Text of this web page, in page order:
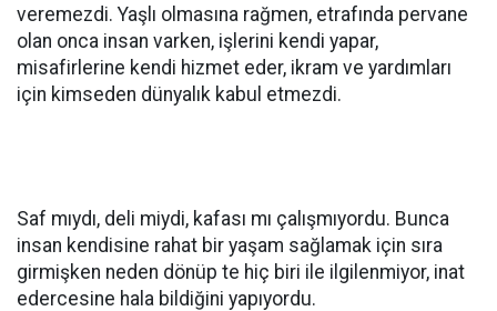
veremezdi. Yaşlı olmasına rağmen, etrafında pervane
olan onca insan varken, işlerini kendi yapar,
misafirlerine kendi hizmet eder, ikram ve yardımları
için kimseden dünyalık kabul etmezdi.
Saf mıydı, deli miydi, kafası mı çalışmıyordu. Bunca
insan kendisine rahat bir yaşam sağlamak için sıra
girmişken neden dönüp te hiç biri ile ilgilenmiyor, inat
edercesine hala bildiğini yapıyordu.